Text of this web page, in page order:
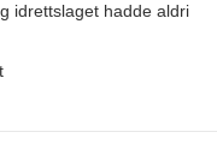
idrettslaget hadde aldri